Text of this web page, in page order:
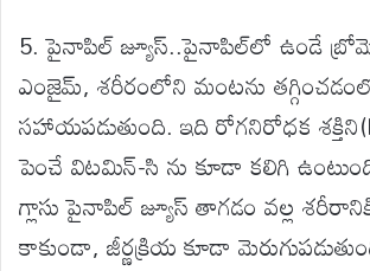
5. పైనాపిల్ జ్యూస్..పైనాపిల్‌లో ఉండే
ఎంజైమ్, శరీరంలోని మంటను
సహాయపడుతుంది. ఇది రోగనిరోధక
పెంచే విటమిన్-సి ను కూడా కలిగి
గ్లాసు పైనాపిల్ జ్యూస్ తాగడం వల్ల
కాకుండా, జీర్ణక్రియ కూడా